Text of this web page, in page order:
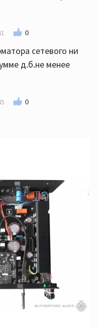
0
сетевого ни
д.б.не менее
0